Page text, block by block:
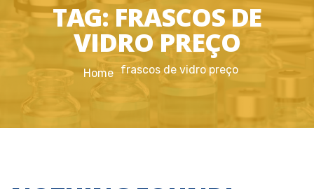
TAG:FRASCOS DE
VIDRO PREÇO
Home frascos de vidro preço